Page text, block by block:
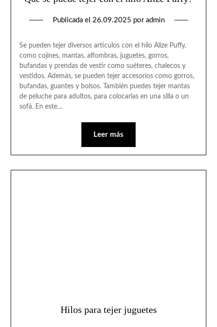
Publicada el 26.09.2025 por admin
Se pueden tejer diversos artículos con el hilo Alize Puffy,
como cojines, mantas, alfombras, juguetes, gorros,
bufandas y prendas de vestir como suéteres, chalecos y
vestidos. Además, se pueden tejer accesorios como gorros,
bufandas, guantes y bolsos. También puedes tejer mantas
de peluche para adultos, para colocarlas en una silla o un
sofá. En este…
Leer más
Hilos para tejer juguetes